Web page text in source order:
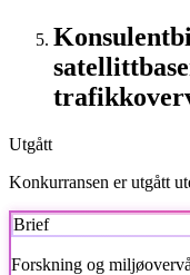
Utgått
Konkurransen er utgått
Brief
Forskning og